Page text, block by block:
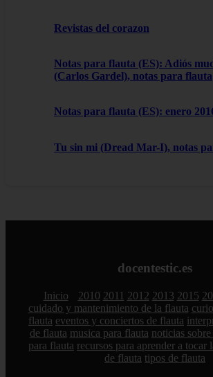
Revistas del corazon
Notas para flauta (ES): Adiós
(Carlos Gardel), notas para flauta
Notas para flauta (ES): enero
Tu sin mi (Dread Mar-I), notas
docentestic.es
Inicio 2010 2011 2012 2013 2015
cuidado y mantenimiento de la flauta
flauta eventos y conciertos de flauta
de flauta musica para flauta noticias
para flauta recursos para aprender a tocar
de flauta tipos de flauta